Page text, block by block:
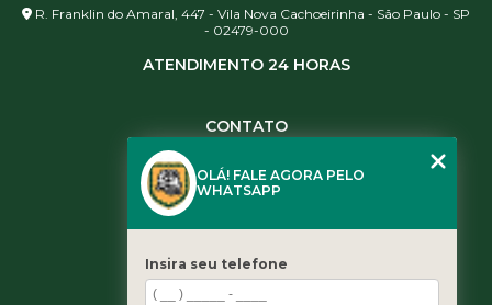
R. Franklin do Amaral, 447 - Vila Nova Cachoeirinha - São Paulo - SP
- 02479-000
ATENDIMENTO 24 HORAS
CONTATO
(11) 3461-5871
contato@leaoservicos.com.br
OLÁ! FALE AGORA PELO
WHATSAPP
Insira seu telefone